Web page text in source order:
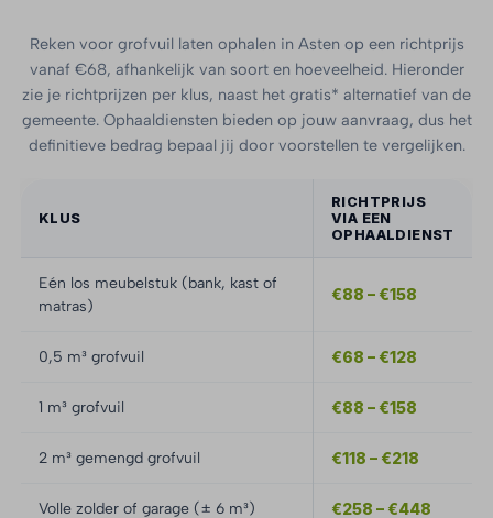
Reken voor grofvuil laten ophalen in Asten op een richtprijs
vanaf €68, afhankelijk van soort en hoeveelheid. Hieronder
zie je richtprijzen per klus, naast het gratis* alternatief van de
gemeente. Ophaaldiensten bieden op jouw aanvraag, dus het
definitieve bedrag bepaal jij door voorstellen te vergelijken.
KLUS
RICHTPRIJS
VIA EEN
OPHAALDIENST
Eén los meubelstuk (bank, kast of
matras)
€88 – €158
0,5 m³ grofvuil €68 – €128
1 m³ grofvuil €88 – €158
2 m³ gemengd grofvuil €118 – €218
Volle zolder of garage (± 6 m³) €258 – €448